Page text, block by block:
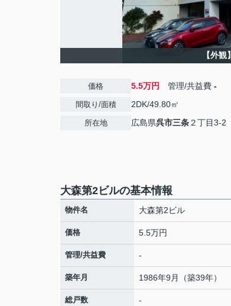
【外観】
価格 5.5万円 管理/共益費 -
間取り/面積 2DK/49.80㎡
所在地 広島県呉市三条２丁目3-2
大森第2ビルの基本情報
物件名 大森第2ビル
価格 5.5万円
管理/共益費 -
築年月 1986年9月（築39年）
総戸数 -